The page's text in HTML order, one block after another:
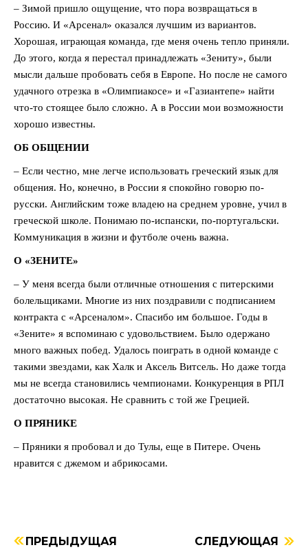
– Зимой пришло ощущение, что пора возвращаться в
Россию. И «Арсенал» оказался лучшим из вариантов.
Хорошая, играющая команда, где меня очень тепло приняли.
До этого, когда я перестал принадлежать «Зениту», были
мысли дальше пробовать себя в Европе. Но после не самого
удачного отрезка в «Олимпиакосе» и «Газиантепе» найти
что-то стоящее было сложно. А в России мои возможности
хорошо известны.
ОБ ОБЩЕНИИ
– Если честно, мне легче использовать греческий язык для
общения. Но, конечно, в России я спокойно говорю по-
русски. Английским тоже владею на среднем уровне, учил в
греческой школе. Понимаю по-испански, по-португальски.
Коммуникация в жизни и футболе очень важна.
О «ЗЕНИТЕ»
– У меня всегда были отличные отношения с питерскими
болельщиками. Многие из них поздравили с подписанием
контракта с «Арсеналом». Спасибо им большое. Годы в
«Зените» я вспоминаю с удовольствием. Было одержано
много важных побед. Удалось поиграть в одной команде с
такими звездами, как Халк и Аксель Витсель. Но даже тогда
мы не всегда становились чемпионами. Конкуренция в РПЛ
достаточно высокая. Не сравнить с той же Грецией.
О ПРЯНИКЕ
– Пряники я пробовал и до Тулы, еще в Питере. Очень
нравится с джемом и абрикосами.
ПРЕДЫДУЩАЯ СЛЕДУЮЩАЯ